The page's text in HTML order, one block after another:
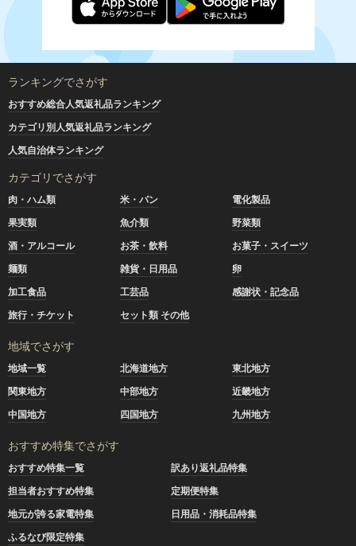
ランキングでさがす
おすすめ総合人気返礼品ランキング
カテゴリ別人気返礼品ランキング
人気自治体ランキング
カテゴリでさがす
肉・ハム類 米・パン
電化製品
果実類
魚介類
野菜類
酒・アルコール
お茶・飲料
お菓子・スイーツ
麺類
雑貨・日用品
卵
加工食品
工芸品
感謝状・記念品
旅行・チケット
セット類 その他
地域でさがす
地域一覧 北海道地方
東北地方
関東地方
中部地方
近畿地方
中国地方
四国地方 九州地方
おすすめ特集でさがす
おすすめ特集一覧
訳あり返礼品特集
担当者おすすめ特集
定期便特集
地元が誇る家電特集
日用品・消耗品特集
ふるなび限定特集